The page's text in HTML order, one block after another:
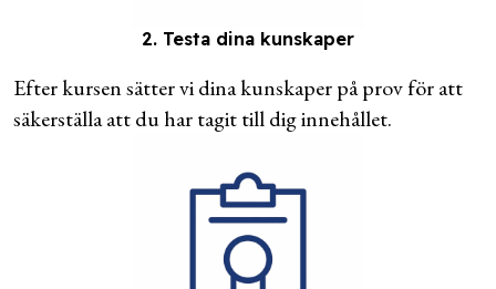
2. Testa dina kunskaper
Efter kursen sätter vi dina kunskaper på prov för att
säkerställa att du har tagit till dig innehållet.